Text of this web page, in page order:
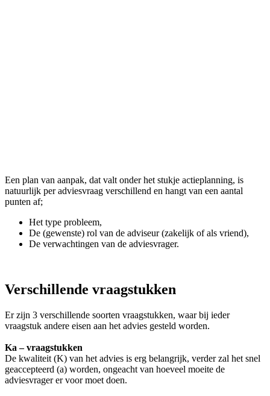
Een plan van aanpak, dat valt onder het stukje actieplanning, is
natuurlijk per adviesvraag verschillend en hangt van een aantal
punten af;
Het type probleem,
De (gewenste) rol van de adviseur (zakelijk of als vriend),
De verwachtingen van de adviesvrager.
Verschillende vraagstukken
Er zijn 3 verschillende soorten vraagstukken, waar bij ieder
vraagstuk andere eisen aan het advies gesteld worden.
Ka – vraagstukken
De kwaliteit (K) van het advies is erg belangrijk, verder zal het snel
geaccepteerd (a) worden, ongeacht van hoeveel moeite de
adviesvrager er voor moet doen.